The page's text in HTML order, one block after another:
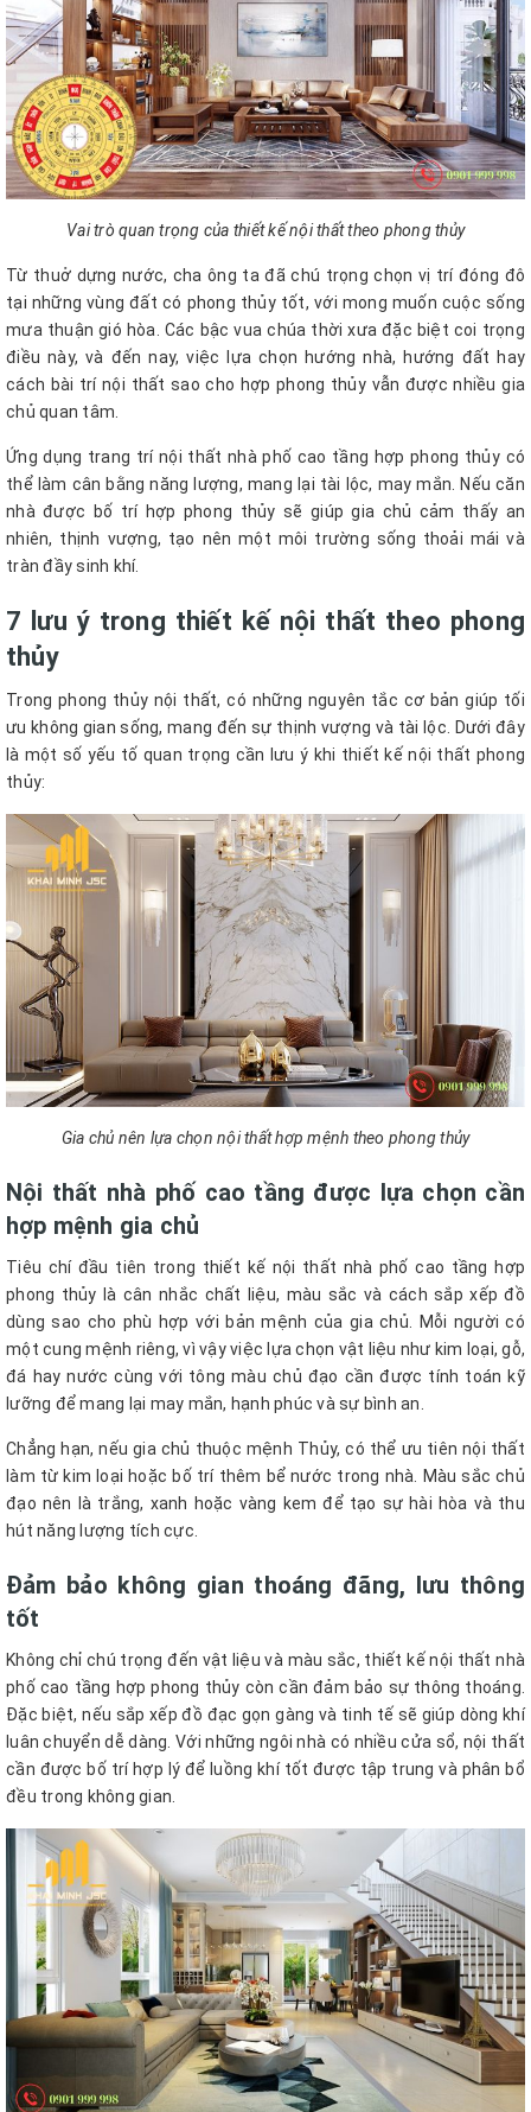
Vai trò quan trọng của thiết kế nội thất theo phong thủy
Từ thuở dựng nước, cha ông ta đã chú trọng chọn vị trí đóng đô
tại những vùng đất có phong thủy tốt, với mong muốn cuộc sống
mưa thuận gió hòa. Các bậc vua chúa thời xưa đặc biệt coi trọng
điều này, và đến nay, việc lựa chọn hướng nhà, hướng đất hay
cách bài trí nội thất sao cho hợp phong thủy vẫn được nhiều gia
chủ quan tâm.
Ứng dụng trang trí nội thất nhà phố cao tầng hợp phong thủy có
thể làm cân bằng năng lượng, mang lại tài lộc, may mắn. Nếu căn
nhà được bố trí hợp phong thủy sẽ giúp gia chủ cảm thấy an
nhiên, thịnh vượng, tạo nên một môi trường sống thoải mái và
tràn đầy sinh khí.
7 lưu ý trong thiết kế nội thất theo phong
thủy
Trong phong thủy nội thất, có những nguyên tắc cơ bản giúp tối
ưu không gian sống, mang đến sự thịnh vượng và tài lộc. Dưới đây
là một số yếu tố quan trọng cần lưu ý khi thiết kế nội thất phong
thủy:
Gia chủ nên lựa chọn nội thất hợp mệnh theo phong thủy
Nội thất nhà phố cao tầng được lựa chọn cần
hợp mệnh gia chủ
Tiêu chí đầu tiên trong thiết kế nội thất nhà phố cao tầng hợp
phong thủy là cân nhắc chất liệu, màu sắc và cách sắp xếp đồ
dùng sao cho phù hợp với bản mệnh của gia chủ. Mỗi người có
một cung mệnh riêng, vì vậy việc lựa chọn vật liệu như kim loại, gỗ,
đá hay nước cùng với tông màu chủ đạo cần được tính toán kỹ
lưỡng để mang lại may mắn, hạnh phúc và sự bình an.
Chẳng hạn, nếu gia chủ thuộc mệnh Thủy, có thể ưu tiên nội thất
làm từ kim loại hoặc bố trí thêm bể nước trong nhà. Màu sắc chủ
đạo nên là trắng, xanh hoặc vàng kem để tạo sự hài hòa và thu
hút năng lượng tích cực.
Đảm bảo không gian thoáng đãng, lưu thông
tốt
Không chỉ chú trọng đến vật liệu và màu sắc, thiết kế nội thất nhà
phố cao tầng hợp phong thủy còn cần đảm bảo sự thông thoáng.
Đặc biệt, nếu sắp xếp đồ đạc gọn gàng và tinh tế sẽ giúp dòng khí
luân chuyển dễ dàng. Với những ngôi nhà có nhiều cửa sổ, nội thất
cần được bố trí hợp lý để luồng khí tốt được tập trung và phân bổ
đều trong không gian.